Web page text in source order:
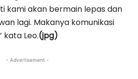
kami akan bermain lepas dan
lagi. Makanya komunikasi
kata Leo.(jpg)
- Advertisement -